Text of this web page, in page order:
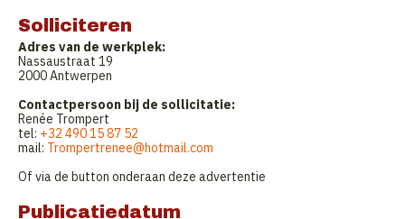
Solliciteren
Adres van de werkplek:
Nassaustraat 19
2000 Antwerpen
Contactpersoon bij de sollicitatie:
Renée Trompert
tel: +32 490 15 87 52
mail: Trompertrenee@hotmail.com
Of via de button onderaan deze advertentie
Publicatiedatum